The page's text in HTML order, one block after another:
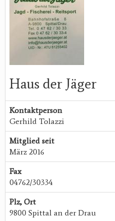
Haus der Jäger
Kontaktperson
Gerhild Tolazzi
Mitglied seit
März 2016
Fax
04762/30334
Plz, Ort
9800 Spittal an der Drau